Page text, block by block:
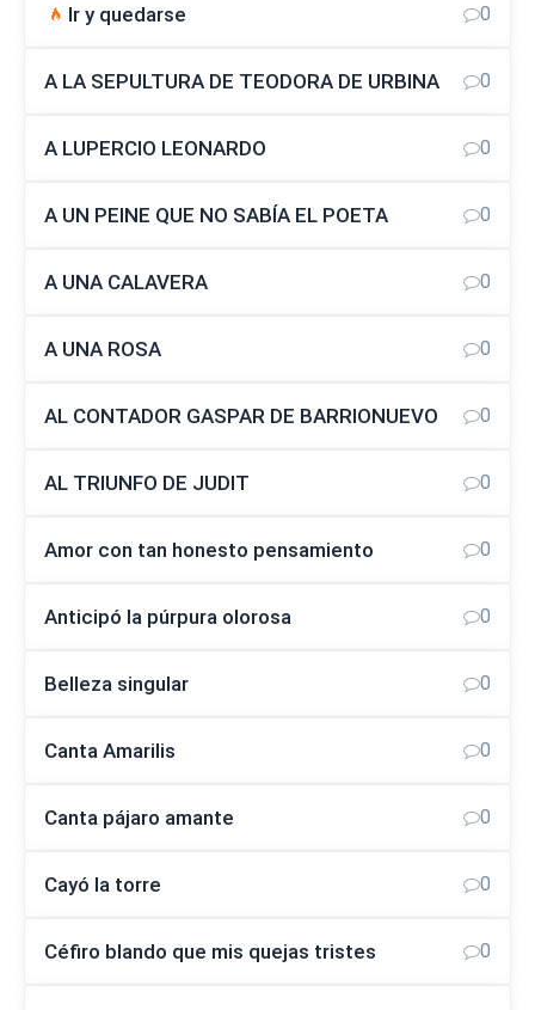
Ir y quedarse 0
A LA SEPULTURA DE TEODORA DE URBINA 0
A LUPERCIO LEONARDO 0
A UN PEINE QUE NO SABÍA EL POETA 0
A UNA CALAVERA 0
A UNA ROSA 0
AL CONTADOR GASPAR DE BARRIONUEVO 0
AL TRIUNFO DE JUDIT 0
Amor con tan honesto pensamiento 0
Anticipó la púrpura olorosa 0
Belleza singular 0
Canta Amarilis 0
Canta pájaro amante 0
Cayó la torre 0
Céfiro blando que mis quejas tristes 0